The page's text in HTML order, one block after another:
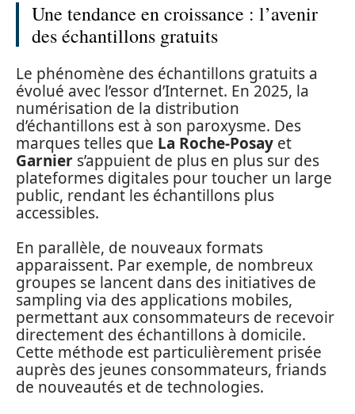
Une tendance en croissance : l’avenir
des échantillons gratuits
Le phénomène des échantillons gratuits a
évolué avec l’essor d’Internet. En 2025, la
numérisation de la distribution
d’échantillons est à son paroxysme. Des
marques telles que La Roche-Posay et
Garnier s’appuient de plus en plus sur des
plateformes digitales pour toucher un large
public, rendant les échantillons plus
accessibles.
En parallèle, de nouveaux formats
apparaissent. Par exemple, de nombreux
groupes se lancent dans des initiatives de
sampling via des applications mobiles,
permettant aux consommateurs de recevoir
directement des échantillons à domicile.
Cette méthode est particulièrement prisée
auprès des jeunes consommateurs, friands
de nouveautés et de technologies.